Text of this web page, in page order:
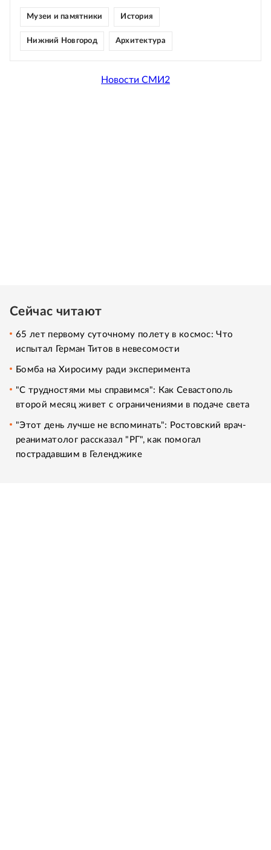
Музеи и памятники История
Нижний Новгород Архитектура
Новости СМИ2
Сейчас читают
65 лет первому суточному полету в космос: Что
испытал Герман Титов в невесомости
Бомба на Хиросиму ради эксперимента
"С трудностями мы справимся": Как Севастополь
второй месяц живет с ограничениями в подаче света
"Этот день лучше не вспоминать": Ростовский врач-
реаниматолог рассказал "РГ", как помогал
пострадавшим в Геленджике